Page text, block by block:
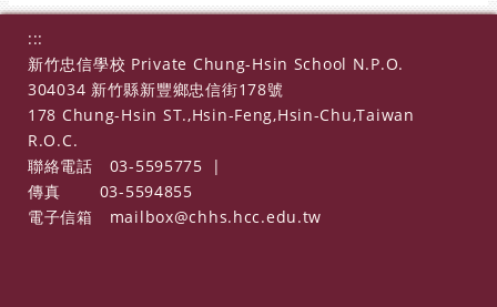
:::
新竹忠信學校 Private Chung-Hsin School N.P.O.
304034 新竹縣新豐鄉忠信街178號
178 Chung-Hsin ST.,Hsin-Feng,Hsin-Chu,Taiwan
R.O.C.
聯絡電話
03-5595775
|
傳真
03-5594855
電子信箱
mailbox@chhs.hcc.edu.tw